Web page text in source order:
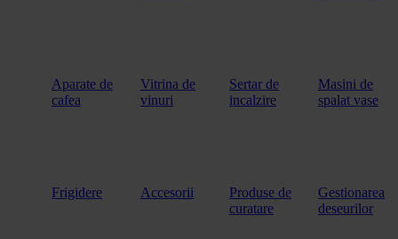
Aparate de
cafea
Vitrina de
vinuri
Sertar de
incalzire
Masini de
spalat vase
Frigidere Accesorii
Produse de
curatare
Gestionarea
deseurilor